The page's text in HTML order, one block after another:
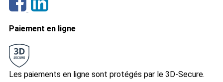
Paiement en ligne
Les paiements en ligne sont protégés par le 3D-Secure.